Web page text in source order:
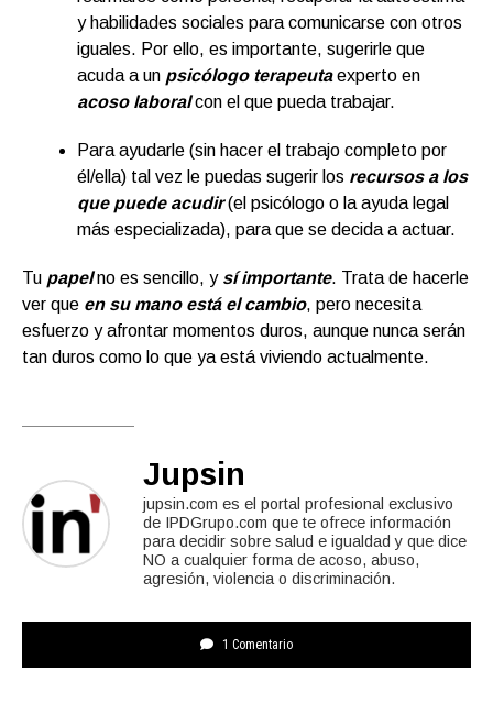
y habilidades sociales para comunicarse con otros
iguales. Por ello, es importante, sugerirle que
acuda a un psicólogo terapeutaexperto en
acoso laboralcon el que pueda trabajar.
Para ayudarle (sin hacer el trabajo completo por
él/ella) tal vez le puedas sugerir los recursos a los
que puede acudir(el psicólogo o la ayuda legal
más especializada), para que se decida a actuar.
Tu papel no es sencillo, y sí importante. Trata de hacerle
ver que en su mano está el cambio, pero necesita
esfuerzo y afrontar momentos duros, aunque nunca serán
tan duros como lo que ya está viviendo actualmente.
Jupsin
jupsin.com es el portal profesional exclusivo
de IPDGrupo.com que te ofrece información
para decidir sobre salud e igualdad y que dice
NO a cualquier forma de acoso, abuso,
agresión, violencia o discriminación.
1 Comentario